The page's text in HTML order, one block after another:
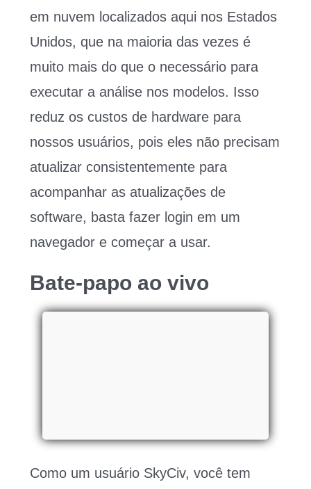
em nuvem localizados aqui nos Estados
Unidos, que na maioria das vezes é
muito mais do que o necessário para
executar a análise nos modelos. Isso
reduz os custos de hardware para
nossos usuários, pois eles não precisam
atualizar consistentemente para
acompanhar as atualizações de
software, basta fazer login em um
navegador e começar a usar.
Bate-papo ao vivo
Como um usuário SkyCiv, você tem